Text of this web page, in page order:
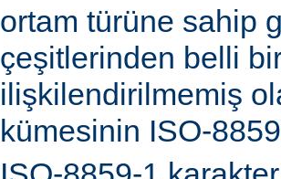
ortam türüne sahip
çeşitlerinden belli
ilişkilendirilmemiş
kümesinin ISO-